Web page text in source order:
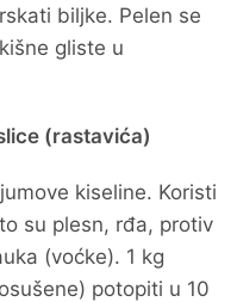
biljke. Pelen se
gliste u
(rastavića)
kiseline. Koristi
su plesn, rđa, protiv
(voćke). 1 kg
potopiti u 10